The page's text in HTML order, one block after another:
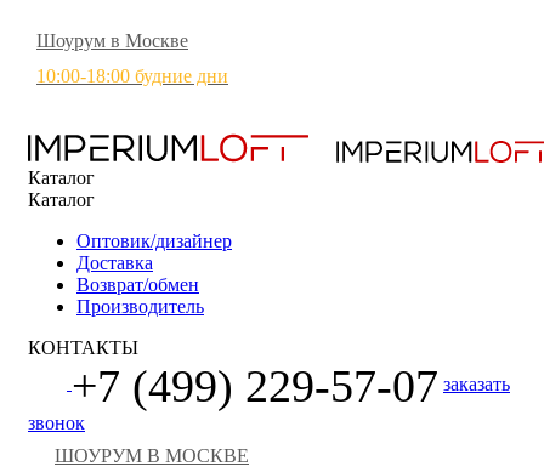
Шоурум в Москве
10:00-18:00 будние дни
Каталог
Каталог
Оптовик/дизайнер
Доставка
Возврат/обмен
Производитель
КОНТАКТЫ
+7 (499) 229-57-07 заказать
звонок
ШОУРУМ В МОСКВЕ